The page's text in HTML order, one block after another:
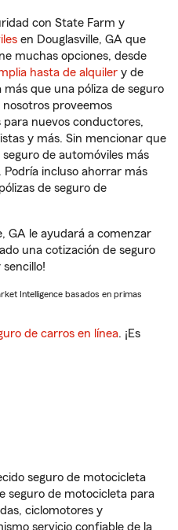
con State Farm y
en Douglasville, GA que
muchas opciones, desde
hasta de alquiler y de
más que una póliza de seguro
proveemos
nuevos conductores,
y más. Sin mencionar que
de automóviles más
. Podría incluso ahorrar más
de seguro de
GA le ayudará a comenzar
una cotización de seguro
sencillo!
Intelligence basados en primas
de carros en línea. ¡Es
seguro de motocicleta
seguro de motocicleta para
ciclomotores y
servicio confiable de la